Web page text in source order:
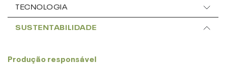
TECNOLOGIA
SUSTENTABILIDADE
Produção responsável